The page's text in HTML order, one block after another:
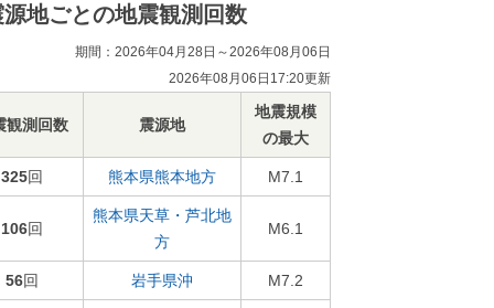
源地ごとの地震観測回数
期間：2026年04月28日～2026年08月06日
2026年08月06日17:20更新
観測回数 震源地
地震規模
の最大
325回 熊本県熊本地方 M7.1
106回
熊本県天草・芦北地
方
M6.1
56回 岩手県沖 M7.2